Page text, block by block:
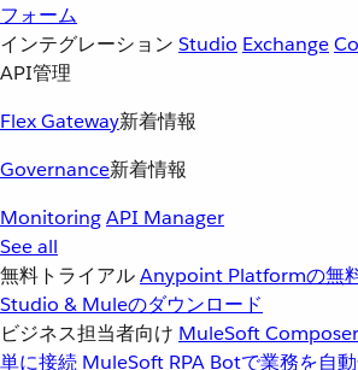
フォーム
インテグレーション Studio Exchange
API管理
Flex Gateway新着情報
Governance新着情報
MonitoringAPI Manager
See all
無料トライアルAnypoint Platformの無
Studio & Muleのダウンロード
ビジネス担当者向け MuleSoft Composer
単に接続 MuleSoft RPA Botで業務を自